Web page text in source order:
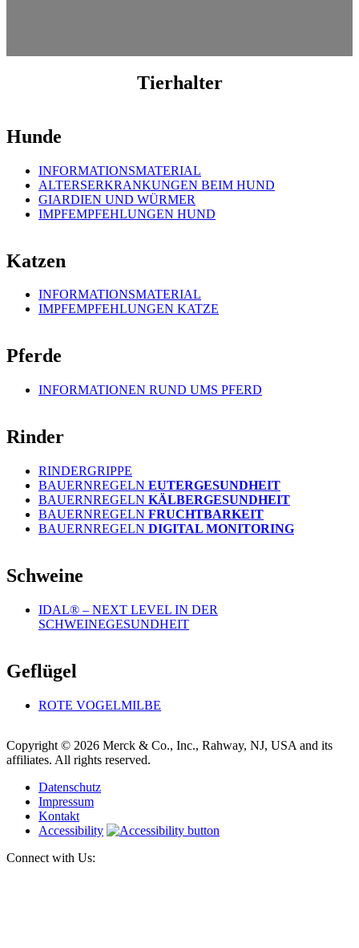
Tierhalter
Hunde
INFORMATIONSMATERIAL
ALTERSERKRANKUNGEN BEIM HUND
GIARDIEN UND WÜRMER
IMPFEMPFEHLUNGEN HUND
Katzen
INFORMATIONSMATERIAL
IMPFEMPFEHLUNGEN KATZE
Pferde
INFORMATIONEN RUND UMS PFERD
Rinder
RINDERGRIPPE
BAUERNREGELN EUTERGESUNDHEIT
BAUERNREGELN KÄLBERGESUNDHEIT
BAUERNREGELN FRUCHTBARKEIT
BAUERNREGELN DIGITAL MONITORING
Schweine
IDAL® – NEXT LEVEL IN DER
SCHWEINEGESUNDHEIT
Geflügel
ROTE VOGELMILBE
Copyright © 2026 Merck & Co., Inc., Rahway, NJ, USA and its
affiliates. All rights reserved.
Datenschutz
Impressum
Kontakt
Accessibility
Connect with Us: